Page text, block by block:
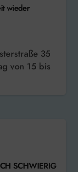
wieder
von 15 bis
SCHWIERIG